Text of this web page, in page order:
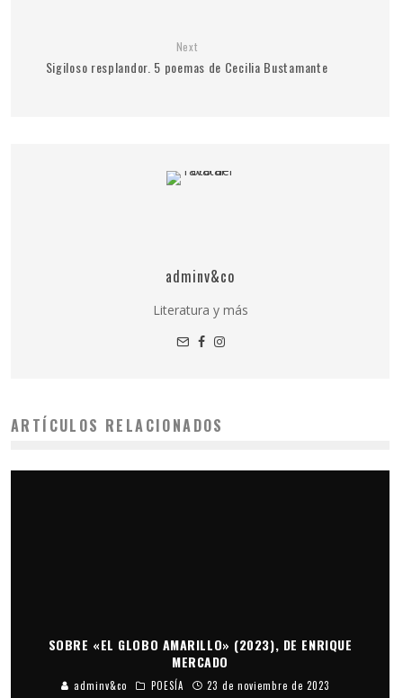
Next
Sigiloso resplandor. 5 poemas de Cecilia Bustamante
adminv&co
Literatura y más
ARTÍCULOS RELACIONADOS
SOBRE «EL GLOBO AMARILLO» (2023), DE ENRIQUE
MERCADO
adminv&co POESÍA 23 de noviembre de 2023